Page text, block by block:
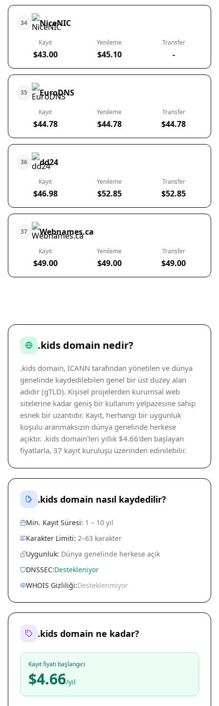
34 NiceNIC
Kayıt
$43.00
Yenileme
$45.10
Transfer
-
35 EuroDNS
Kayıt
$44.78
Yenileme
$44.78
Transfer
$44.78
36 dd24
Kayıt
$46.98
Yenileme
$52.85
Transfer
$52.85
37 Webnames.ca
Kayıt
$49.00
Yenileme
$49.00
Transfer
$49.00
.kids domain nedir?
.kids domain, ICANN tarafından yönetilen ve dünya
genelinde kaydedilebilen genel bir üst düzey alan
adıdır (gTLD). Kişisel projelerden kurumsal web
sitelerine kadar geniş bir kullanım yelpazesine sahip
esnek bir uzantıdır. Kayıt, herhangi bir uygunluk
koşulu aranmaksızın dünya genelinde herkese
açıktır. .kids domain'leri yıllık $4.66'den başlayan
fiyatlarla, 37 kayıt kuruluşu üzerinden edinilebilir.
.kids domain nasıl kaydedilir?
Min. Kayıt Süresi: 1 – 10 yıl
Karakter Limiti: 2–63 karakter
Uygunluk: Dünya genelinde herkese açık
DNSSEC:Destekleniyor
WHOIS Gizliliği:Desteklenmiyor
.kids domain ne kadar?
Kayıt fiyatı başlangıcı
$4.66/yıl